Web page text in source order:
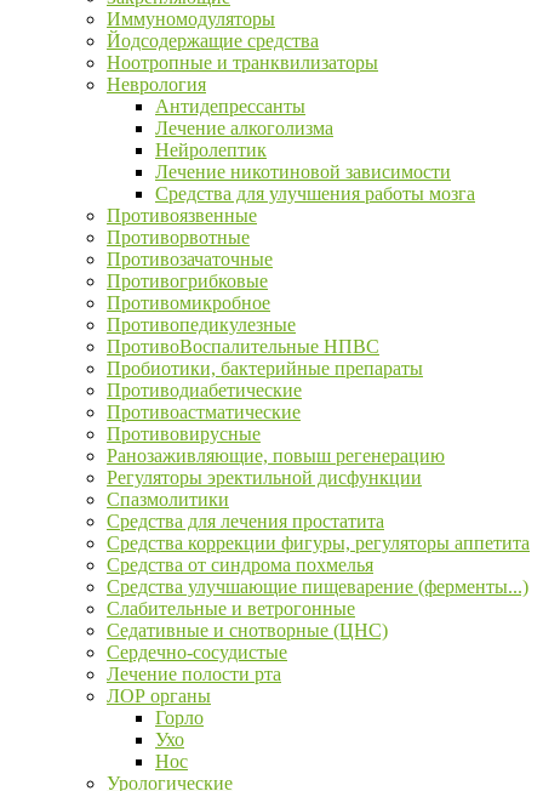
Иммуномодуляторы
Йодсодержащие средства
Ноотропные и транквилизаторы
Неврология
Антидепрессанты
Лечение алкоголизма
Нейролептик
Лечение никотиновой зависимости
Средства для улучшения работы мозга
Противоязвенные
Противорвотные
Противозачаточные
Противогрибковые
Противомикробное
Противопедикулезные
ПротивоВоспалительные НПВС
Пробиотики, бактерийные препараты
Противодиабетические
Противоастматические
Противовирусные
Ранозаживляющие, повыш регенерацию
Регуляторы эректильной дисфункции
Спазмолитики
Средства для лечения простатита
Средства коррекции фигуры, регуляторы аппетита
Средства от синдрома похмелья
Средства улучшающие пищеварение (ферменты...)
Слабительные и ветрогонные
Седативные и снотворные (ЦНС)
Сердечно-сосудистые
Лечение полости рта
ЛОР органы
Горло
Ухо
Нос
Урологические